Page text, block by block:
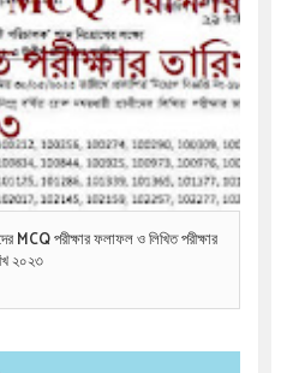
MCQ পরীক্ষার ফলাফল ও লিখিত পরীক্ষার
২০২৩